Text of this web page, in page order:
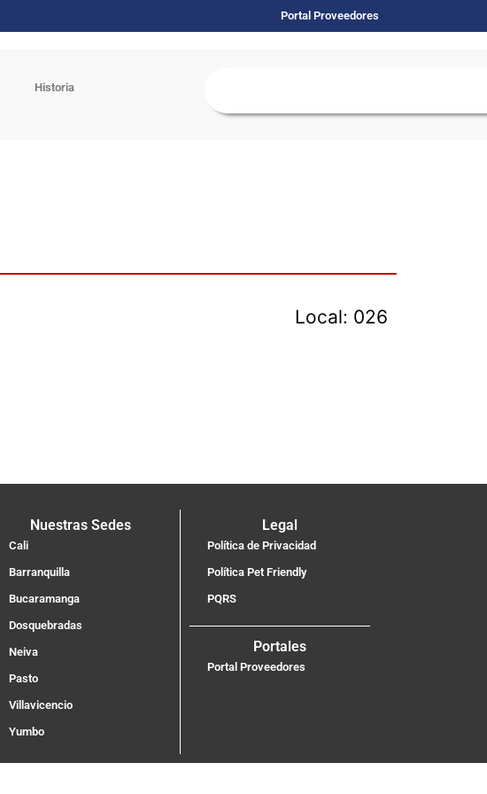
Portal Proveedores
Historia
Local: 026
Nuestras Sedes
Cali
Barranquilla
Bucaramanga
Dosquebradas
Neiva
Pasto
Villavicencio
Yumbo
Legal
Política de Privacidad
Política Pet Friendly
PQRS
Portales
Portal Proveedores